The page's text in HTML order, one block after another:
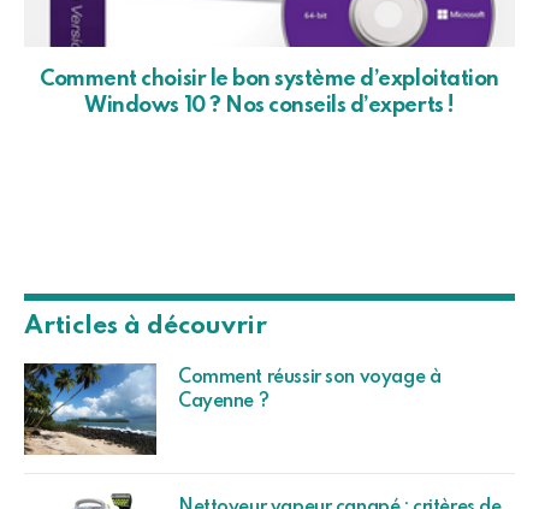
Comment choisir le bon système d’exploitation
Windows 10 ? Nos conseils d’experts !
Articles à découvrir
Comment réussir son voyage à
Cayenne ?